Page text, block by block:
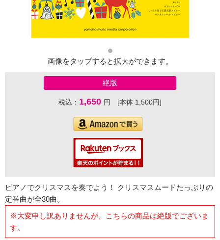
画像をタップすると拡大ができます。
絶版
税込： 1,650 円 [本体 1,500円]
ピアノでクリスマスを奏でよう！ クリスマスムードたっぷりの
定番曲が全30曲。
※大変申し訳ありませんが、こちらの商品は絶版でございま
す。